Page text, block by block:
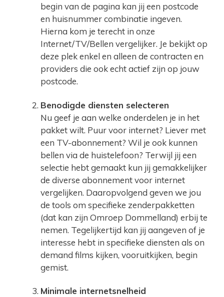
begin van de pagina kan jij een postcode
en huisnummer combinatie ingeven.
Hierna kom je terecht in onze
Internet/TV/Bellen vergelijker. Je bekijkt op
deze plek enkel en alleen de contracten en
providers die ook echt actief zijn op jouw
postcode.
Benodigde diensten selecteren
Nu geef je aan welke onderdelen je in het
pakket wilt. Puur voor internet? Liever met
een TV-abonnement? Wil je ook kunnen
bellen via de huistelefoon? Terwijl jij een
selectie hebt gemaakt kun jij gemakkelijker
de diverse abonnement voor internet
vergelijken. Daaropvolgend geven we jou
de tools om specifieke zenderpakketten
(dat kan zijn Omroep Dommelland) erbij te
nemen. Tegelijkertijd kan jij aangeven of je
interesse hebt in specifieke diensten als on
demand films kijken, vooruitkijken, begin
gemist.
Minimale internetsnelheid